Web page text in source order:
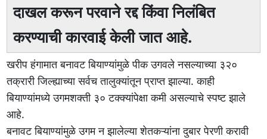
दाखल करून परवाने रद्द किंवा निलंबित
करण्याची कारवाई केली जात आहे.
खरीप हंगामात बनावट बियाण्यांमुळे पीक उगवले नसल्याच्या ३२०
तक्रारी जिल्ह्याच्या सर्वच तालुक्यांतून प्राप्त झाल्या. काही
बियाण्यांमध्ये उगमशक्ती ३० टक्क्यांपेक्षा कमी असल्याचे स्पष्ट झाले
आहे.
बनावट बियाण्यांमुळे उगम न झालेल्या शेतकऱ्यांना दुबार पेरणी करावी